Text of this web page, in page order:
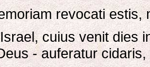
revocati estis,
cuius venit dies
- auferatur